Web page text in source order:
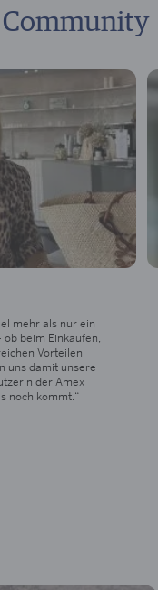
mehr als nur ein
beim Einkaufen,
Vorteilen
uns damit unsere
der Amex
noch kommt.“